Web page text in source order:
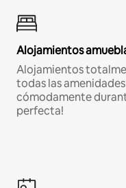
Alojamientos
Alojamientos
todas las
cómodamente
perfecta!